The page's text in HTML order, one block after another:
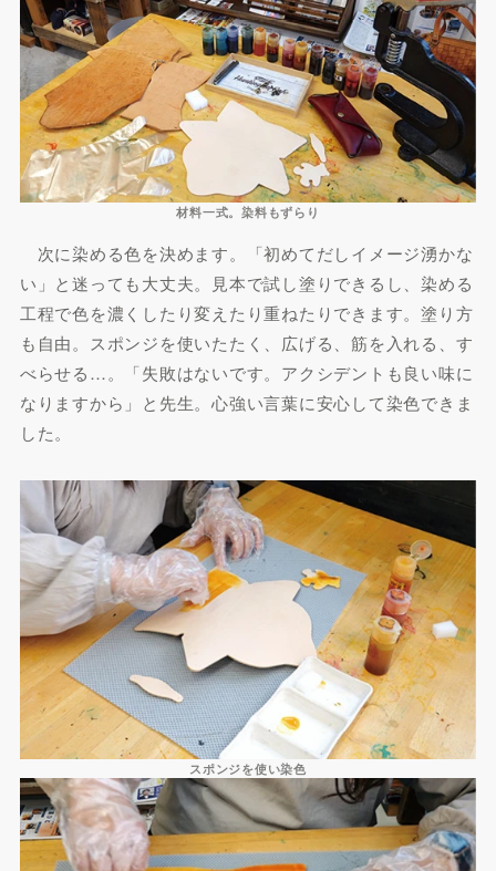
材料一式。染料もずらり
次に染める色を決めます。「初めてだしイメージ湧かな
い」と迷っても大丈夫。見本で試し塗りできるし、染める
工程で色を濃くしたり変えたり重ねたりできます。塗り方
も自由。スポンジを使いたたく、広げる、筋を入れる、す
べらせる…。「失敗はないです。アクシデントも良い味に
なりますから」と先生。心強い言葉に安心して染色できま
した。
スポンジを使い染色